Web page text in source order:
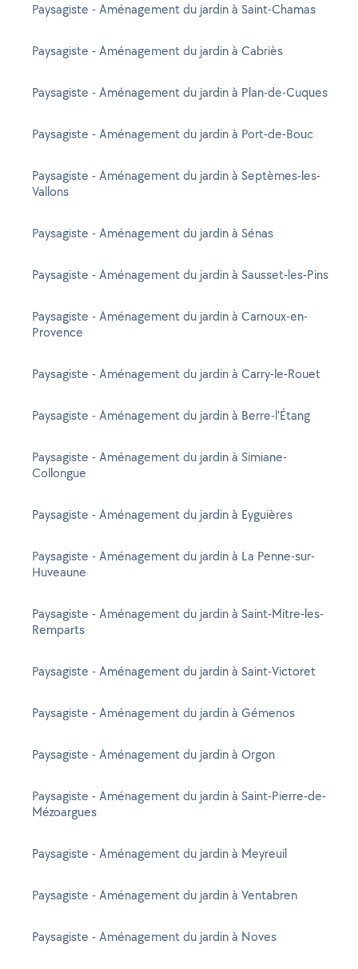
Paysagiste - Aménagement du jardin à Saint-Chamas
Paysagiste - Aménagement du jardin à Cabriès
Paysagiste - Aménagement du jardin à Plan-de-Cuques
Paysagiste - Aménagement du jardin à Port-de-Bouc
Paysagiste - Aménagement du jardin à Septèmes-les-
Vallons
Paysagiste - Aménagement du jardin à Sénas
Paysagiste - Aménagement du jardin à Sausset-les-Pins
Paysagiste - Aménagement du jardin à Carnoux-en-
Provence
Paysagiste - Aménagement du jardin à Carry-le-Rouet
Paysagiste - Aménagement du jardin à Berre-l'Étang
Paysagiste - Aménagement du jardin à Simiane-
Collongue
Paysagiste - Aménagement du jardin à Eyguières
Paysagiste - Aménagement du jardin à La Penne-sur-
Huveaune
Paysagiste - Aménagement du jardin à Saint-Mitre-les-
Remparts
Paysagiste - Aménagement du jardin à Saint-Victoret
Paysagiste - Aménagement du jardin à Gémenos
Paysagiste - Aménagement du jardin à Orgon
Paysagiste - Aménagement du jardin à Saint-Pierre-de-
Mézoargues
Paysagiste - Aménagement du jardin à Meyreuil
Paysagiste - Aménagement du jardin à Ventabren
Paysagiste - Aménagement du jardin à Noves